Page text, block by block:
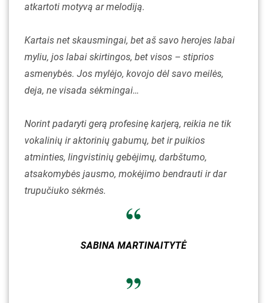
atkartoti motyvą ar melodiją.
Kartais net skausmingai, bet aš savo herojes labai
myliu, jos labai skirtingos, bet visos – stiprios
asmenybės. Jos mylėjo, kovojo dėl savo meilės,
deja, ne visada sėkmingai…
Norint padaryti gerą profesinę karjerą, reikia ne tik
vokalinių ir aktorinių gabumų, bet ir puikios
atminties, lingvistinių gebėjimų, darbštumo,
atsakomybės jausmo, mokėjimo bendrauti ir dar
trupučiuko sėkmės.
SABINA MARTINAITYTĖ